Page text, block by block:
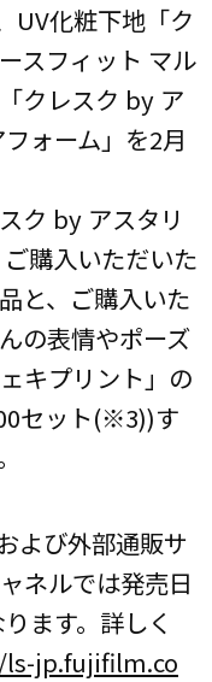
UV化粧下地「ク
スフィット マル
クレスク by ア
ォーム」を2月
ク by アスタリ
購入いただいた
と、ご購入いた
の表情やポーズ
キプリント」の
セット(※3))す
よび外部通販サ
ネルでは発売日
ます。詳しく
jp.fujifilm.co